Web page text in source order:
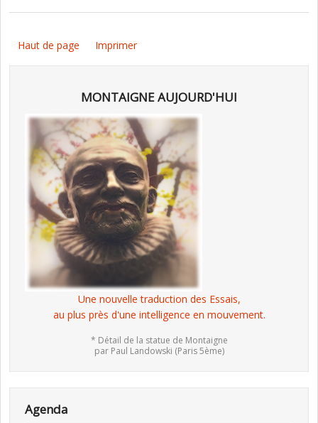
Haut de page Imprimer
MONTAIGNE AUJOURD'HUI
Une nouvelle traduction des Essais,
au plus près d'une intelligence en mouvement.
* Détail de la statue de Montaigne
par Paul Landowski (Paris 5ème)
Agenda